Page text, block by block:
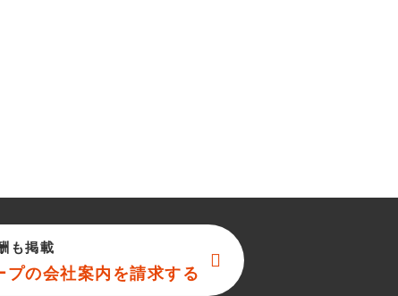
も掲載
プの会社案内を請求する